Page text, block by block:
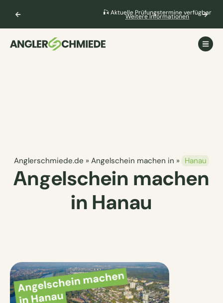
🎣 Aktuelle Prüfungstermine verfügbar
Weitere Informationen
Anglerschmiede.de » Angelschein machen in » Hanau
Angelschein machen
in Hanau